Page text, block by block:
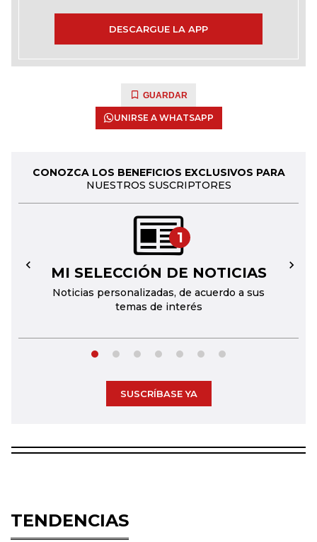
DESCARGUE LA APP
GUARDAR
UNIRSE A WHATSAPP
CONOZCA LOS BENEFICIOS EXCLUSIVOS PARA
NUESTROS SUSCRIPTORES
1
MI SELECCIÓN DE NOTICIAS
Noticias personalizadas, de acuerdo a sus
temas de interés
← →
SUSCRÍBASE YA
TENDENCIAS